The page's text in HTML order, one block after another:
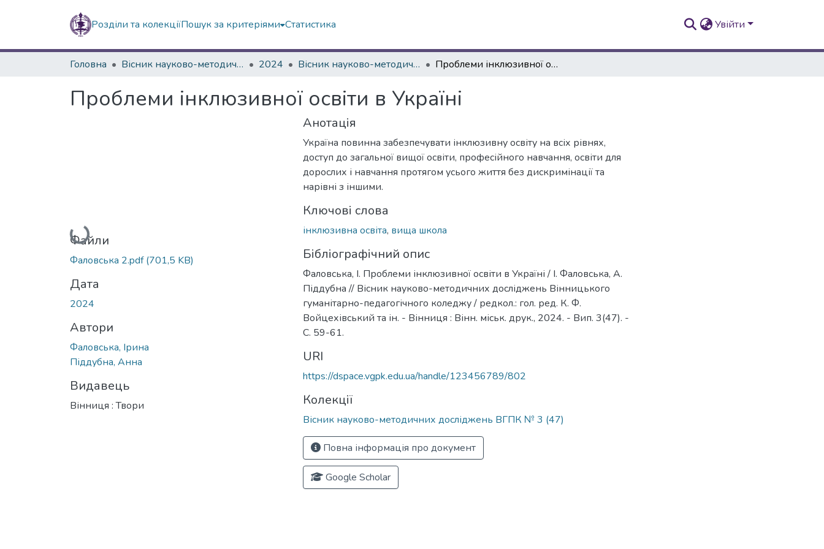
Розділи та колекціїПошук за критеріями Статистика Увійти
Головна Вісник науково-методичних досліджень ВГПК 2024 Вісник науково-методичних досліджень ВГПК № 3 (47) Проблеми інклюзивної освіти в Україні
Проблеми інклюзивної освіти в Україні
Вантажиться...
Файли
Фаловська 2.pdf(701,5 KB)
Дата
2024
Автори
Фаловська, Ірина
Піддубна, Анна
Видавець
Вінниця : Твори
Анотація
Україна повинна забезпечувати інклюзивну освіту на всіх рівнях,
доступ до загальної вищої освіти, професійного навчання, освіти для
дорослих і навчання протягом усього життя без дискримінації та
нарівні з іншими.
Ключові слова
інклюзивна освіта, вища школа
Бібліографічний опис
Фаловська, І. Проблеми інклюзивної освіти в Україні / І. Фаловська, А.
Піддубна // Вісник науково-методичних досліджень Вінницького
гуманітарно-педагогічного коледжу / редкол.: гол. ред. К. Ф.
Войцехівський та ін. - Вінниця : Вінн. міськ. друк., 2024. - Вип. 3(47). -
С. 59-61.
URI
https://dspace.vgpk.edu.ua/handle/123456789/802
Колекції
Вісник науково-методичних досліджень ВГПК № 3 (47)
Повна інформація про документ
Google Scholar